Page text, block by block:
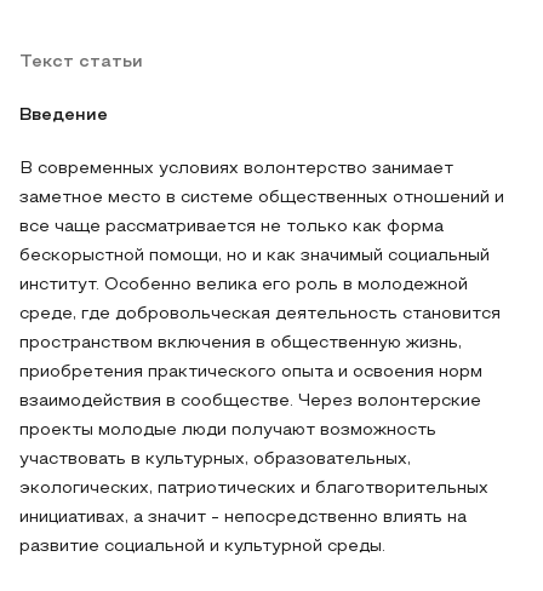
Текст статьи
Введение
В современных условиях волонтерство занимает
заметное место в системе общественных отношений и
все чаще рассматривается не только как форма
бескорыстной помощи, но и как значимый социальный
институт. Особенно велика его роль в молодежной
среде, где добровольческая деятельность становится
пространством включения в общественную жизнь,
приобретения практического опыта и освоения норм
взаимодействия в сообществе. Через волонтерские
проекты молодые люди получают возможность
участвовать в культурных, образовательных,
экологических, патриотических и благотворительных
инициативах, а значит - непосредственно влиять на
развитие социальной и культурной среды.